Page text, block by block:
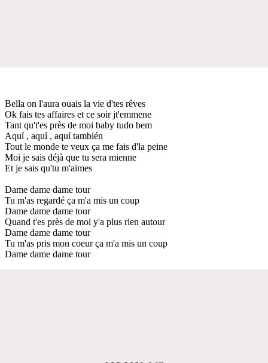
Bella on l'aura ouais la vie d'tes rêves
Ok fais tes affaires et ce soir jt'emmene
Tant qu't'es près de moi baby tudo bem
Aquí , aquí , aquí también
Tout le monde te veux ça me fais d'la peine
Moi je sais déjà que tu sera mienne
Et je sais qu'tu m'aimes
Dame dame dame tour
Tu m'as regardé ça m'a mis un coup
Dame dame dame tour
Quand t'es près de moi y'a plus rien autour
Dame dame dame tour
Tu m'as pris mon coeur ça m'a mis un coup
Dame dame dame tour